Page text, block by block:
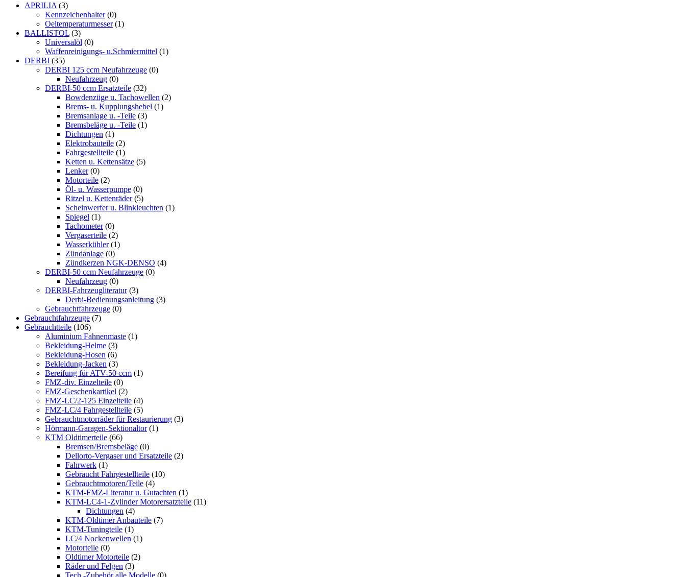
APRILIA (3)
Kennzeichenhalter (0)
Oeltemperaturmesser (1)
BALLISTOL (3)
Universalöl (0)
Waffenreinigungs- u.Schmiermittel (1)
DERBI (35)
DERBI 125 ccm Neufahrzeuge (0)
Neufahrzeug (0)
DERBI-50 ccm Ersatzteile (32)
Bowdenzüge u. Tachowellen (2)
Brems- u. Kupplungshebel (1)
Bremsanlage u. -Teile (3)
Bremsbeläge u. -Teile (1)
Dichtungen (1)
Elektrobauteile (2)
Fahrgestellteile (1)
Ketten u. Kettensätze (5)
Lenker (0)
Motorteile (2)
Öl- u. Wasserpumpe (0)
Ritzel u. Kettenräder (5)
Scheinwerfer u. Blinkleuchten (1)
Spiegel (1)
Tachometer (0)
Vergaserteile (2)
Wasserkühler (1)
Zündanlage (0)
Zündkerzen NGK-DENSO (4)
DERBI-50 ccm Neufahrzeuge (0)
Neufahrzeug (0)
DERBI-Fahrzeugliteratur (3)
Derbi-Bedienungsanleitung (3)
Gebrauchtfahrzeuge (0)
Gebrauchtfahrzeuge (7)
Gebrauchtteile (106)
Aluminium Fahnenmaste (1)
Bekleidung-Helme (3)
Bekleidung-Hosen (6)
Bekleidung-Jacken (3)
Bereifung für ATV-50 ccm (1)
FMZ-div. Einzelteile (0)
FMZ-Geschenkartikel (2)
FMZ-LC/2-125 Einzelteile (4)
FMZ-LC/4 Fahrgestellteile (5)
Gebrauchtmotorräder für Restaurierung (3)
Hörmann-Garagen-Sektionaltor (1)
KTM Oldtimerteile (66)
Bremsen/Bremsbeläge (0)
Dellorto-Vergaser und Ersatzteile (2)
Fahrwerk (1)
Gebraucht Fahrgestellteile (10)
Gebrauchtmotoren/Teile (4)
KTM-FMZ-Literatur u. Gutachten (1)
KTM-LC4-1-Zylinder Motorersatzteile (11)
Dichtungen (4)
KTM-Oldtimer Anbauteile (7)
KTM-Tuningteile (1)
LC/4 Nockenwellen (1)
Motorteile (0)
Oldtimer Motorteile (2)
Räder und Felgen (3)
Tech.-Zubehör alle Modelle (0)